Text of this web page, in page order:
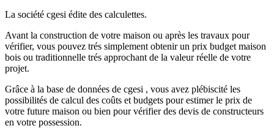
La société cgesi édite des calculettes.
Avant la construction de votre maison ou après les travaux pour
vérifier, vous pouvez trés simplement obtenir un prix budget maison
bois ou traditionnelle trés approchant de la valeur réelle de votre
projet.
Grâce à la base de données de cgesi , vous avez plébiscité les
possibilités de calcul des coûts et budgets pour estimer le prix de
votre future maison ou bien pour vérifier des devis de constructeurs
en votre possession.